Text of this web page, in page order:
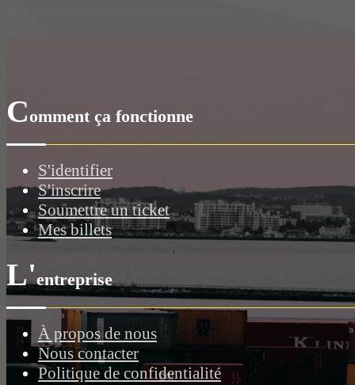
Comment ça fonctionne
S'identifier
S'inscrire
Soumettre un ticket
Mes billets
L'entreprise
À propos de nous
Nous contacter
Politique de confidentialité